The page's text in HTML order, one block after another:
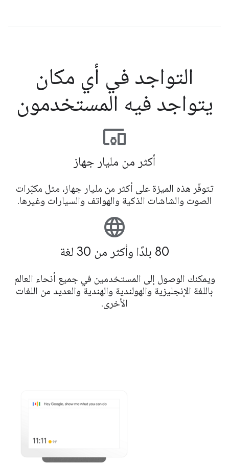
التواجد في أي مكان
يتواجد فيه المستخدمون
devices_other
أكثر من مليار جهاز
تتوفّر هذه الميزة على أكثر من مليار جهاز، مثل مكبّرات
الصوت والشاشات الذكية والهواتف والسيارات وغيرها.
language
80 بلدًا وأكثر من 30 لغة
ويمكنك الوصول إلى المستخدمين في جميع أنحاء العالم
باللغة الإنجليزية والهولندية والهندية والعديد من اللغات
الأخرى.